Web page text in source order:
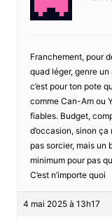
Franchement, pour
quad léger, genre
c’est pour ton pote
comme Can-Am ou
fiables. Budget,
d’occasion, sinon ça
pas sorcier, mais un
minimum pour pas
C’est n’importe quoi
4 mai 2025 à 13h17